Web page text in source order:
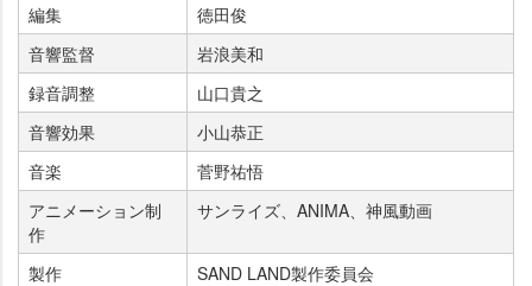
編集
徳田俊
音響監督
浪美和
録音調整
山口貴之
音響効果
小山恭正
音楽
菅野祐悟
アニメーション制
作
サンライズ、ANIMA、神風動画
製作
SAND LAND製作委員会